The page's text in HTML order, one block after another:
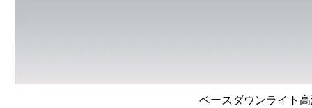
ベースダウンライト